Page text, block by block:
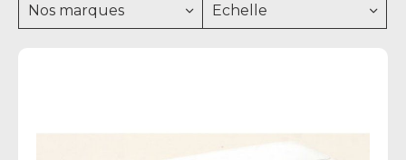
Nos marques Echelle